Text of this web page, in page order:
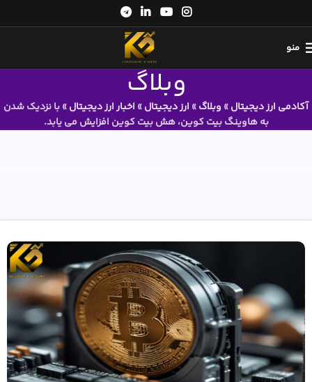
منو
وبلاگ
آکادمی ارز دیجیتال» وبلاگ» ارز دیجیتال» اخبار ارز دیجیتال»با نزدیک شدن
به هاوینگ بیت کوین، هش بیت کوین افزایش می یابد.